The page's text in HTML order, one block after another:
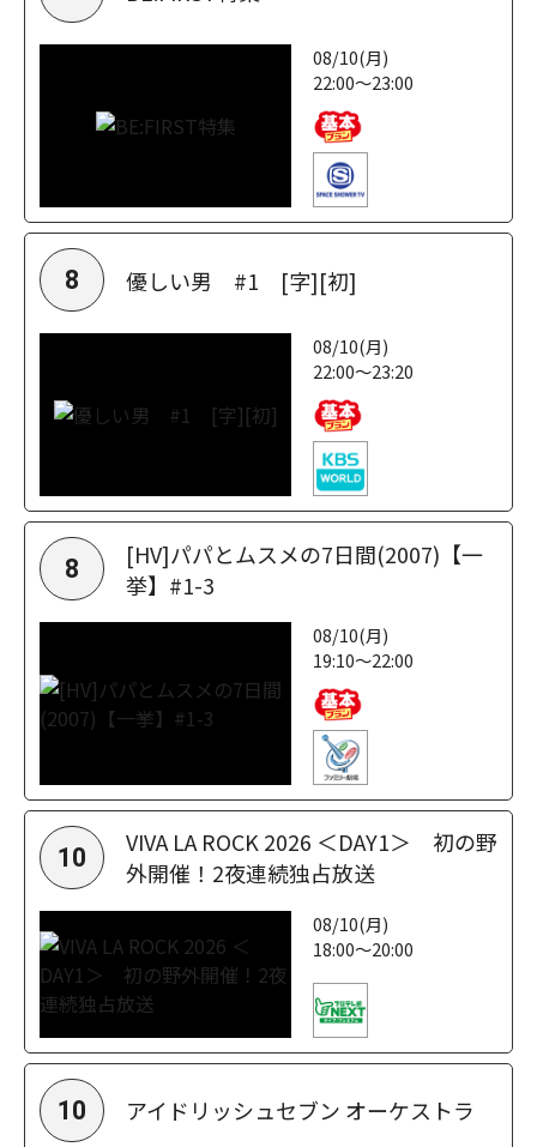
08/10(月)
22:00～23:00
8 優しい男 #1 [字][初]
08/10(月)
22:00～23:20
8
[HV]パパとムスメの7日間(2007)【一
挙】#1-3
08/10(月)
19:10～22:00
10
VIVA LA ROCK 2026 ＜DAY1＞ 初の野
外開催！2夜連続独占放送
08/10(月)
18:00～20:00
10 アイドリッシュセブン オーケストラ